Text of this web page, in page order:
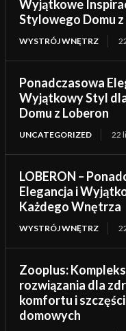
Wyjątkowe
Stylowego Domu
WYSTRÓJ WNĘTRZ
Ponadczasowa
Wyjątkowy Styl
Domu z Loberon
UNCATEGORIZED 22
LOBERON –
Elegancja i
Każdego Wnętrza
WYSTRÓJ WNĘTRZ
Zooplus:
rozwiązania dla
komfortu i
domowych